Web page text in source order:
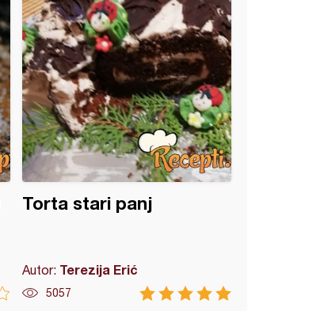
Torta stari panj
Autor: Terezija Erić
5057